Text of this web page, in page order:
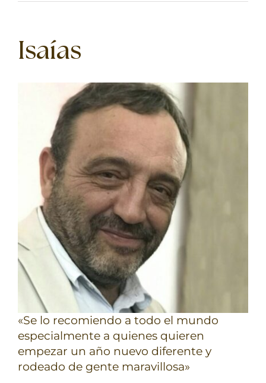
Isaías
«Se lo recomiendo a todo el mundo
especialmente a quienes quieren
empezar un año nuevo diferente y
rodeado de gente maravillosa»